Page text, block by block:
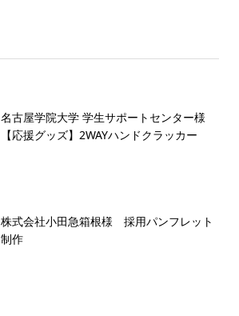
名古屋学院大学 学生サポートセンター様
【応援グッズ】2WAYハンドクラッカー
株式会社小田急箱根様 採用パンフレット
制作